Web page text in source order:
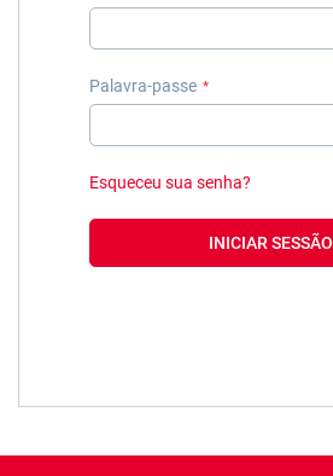
Palavra-passe
Esqueceu sua senha?
INICIAR SESSÃO